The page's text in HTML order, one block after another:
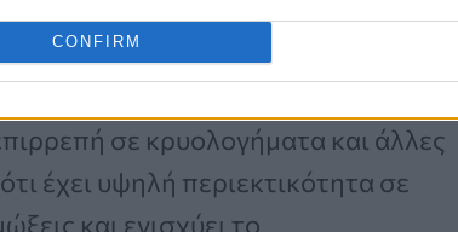
CONFIRM
ανοσοποιητικό σύστημα. Είναι
σε κρυολογήματα και άλλες
έχει υψηλή περιεκτικότητα σε
και ενισχύει το